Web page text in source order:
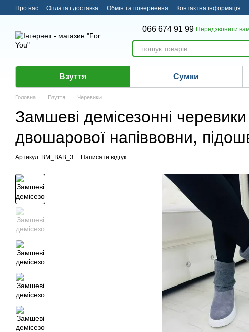
Перейти до основного контенту
Про нас Оплата і доставка Обмін та повернення Контактна інформація
066 674 91 99 Передзвонити
Взуття Сумки
Головна Взуття Черевики
Замшеві демісезонні
двошарової напіввовни,
Артикул: ВМ_ВАВ_З Написати відгук